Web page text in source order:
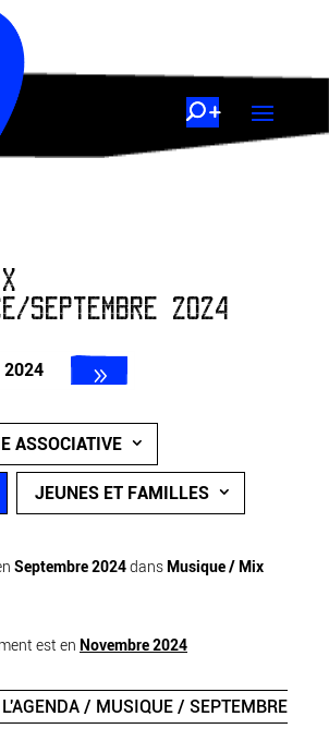
SEPTEMBRE 2024
2024
ASSOCIATIVE
JEUNES ET FAMILLES
Septembre 2024dans Musique / Mix
est en Novembre 2024
L'AGENDA / MUSIQUE / SEPTEMBRE